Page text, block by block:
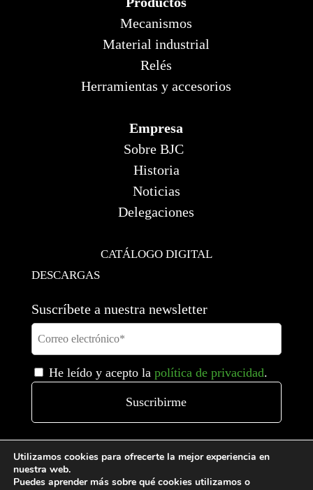
Mecanismos
Material industrial
Relés
Herramientas y accesorios
Empresa
Sobre BJC
Historia
Noticias
Delegaciones
CATÁLOGO DIGITAL
DESCARGAS
Suscríbete a nuestra newsletter
He leído y acepto la política de privacidad.
Utilizamos cookies para ofrecerte la mejor experiencia en
nuestra web.
Puedes aprender más sobre qué cookies utilizamos o